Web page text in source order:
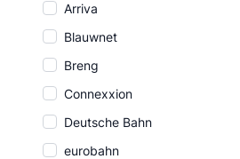
Arriva
Blauwnet
Breng
Connexxion
Deutsche Bahn
eurobahn